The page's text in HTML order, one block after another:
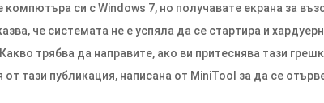
компютъра си с Windows 7, но получавате екрана за
че системата не е успяла да се стартира и
трябва да направите, ако ви притеснява тази
тази публикация, написана от MiniTool за да се